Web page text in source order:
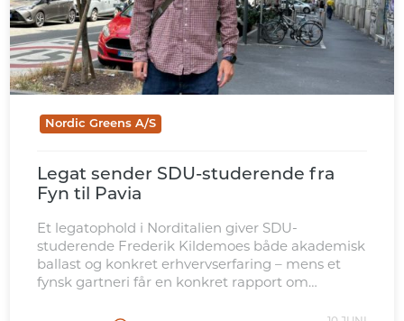
Nordic Greens A/S
Legat sender SDU-studerende fra
Fyn til Pavia
Et legatophold i Norditalien giver SDU-
studerende Frederik Kildemoes både akademisk
ballast og konkret erhvervserfaring – mens et
fynsk gartneri får en konkret rapport om